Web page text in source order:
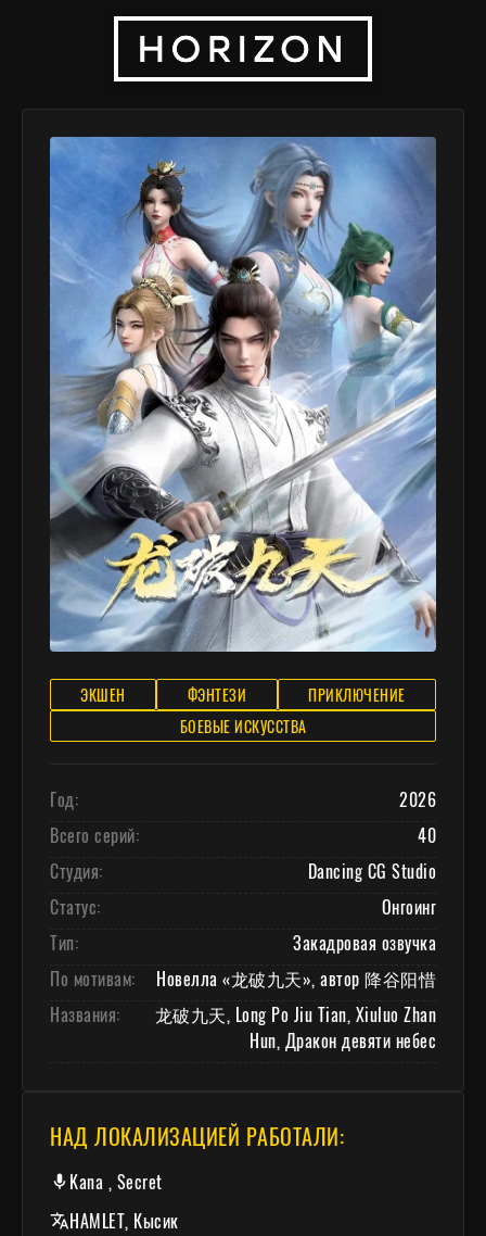
ЭКШЕН ФЭНТЕЗИ
ПРИКЛЮЧЕНИЕ
БОЕВЫЕ ИСКУССТВА
Год:
2026
Всего серий:
40
Студия:
Dancing CG Studio
Статус:
Онгоинг
Тип:
Закадровая озвучка
По мотивам:
Новелла «龙破九天», автор 降谷阳惜
Названия:
龙破九天, Long Po Jiu Tian, Xiuluo Zhan
Hun, Дракон девяти небес
НАД ЛОКАЛИЗАЦИЕЙ РАБОТАЛИ:
Kana , Secret
HAMLET, Кысик